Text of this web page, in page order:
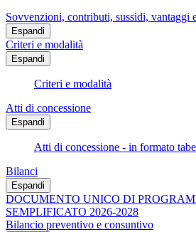
Sovvenzioni, contributi, sussidi, vantaggi
Espandi
Criteri e modalità
Espandi
Criteri e modalità
Atti di concessione
Espandi
Atti di concessione - in formato
Bilanci
Espandi
DOCUMENTO UNICO DI
SEMPLIFICATO 2026-2028
Bilancio preventivo e consuntivo